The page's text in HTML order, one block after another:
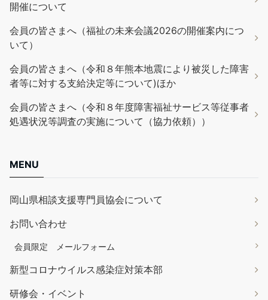
開催について
会員の皆さまへ（福祉の未来会議2026の開催案内につ
いて）
会員の皆さまへ（令和８年熊本地震により被災した障害
者等に対する支給決定等について)ほか
会員の皆さまへ（令和８年度障害福祉サービス等従事者
処遇状況等調査の実施について（協力依頼））
MENU
岡山県相談支援専門員協会について
お問い合わせ
会員限定 メールフォーム
新型コロナウイルス感染症対策本部
研修会・イベント